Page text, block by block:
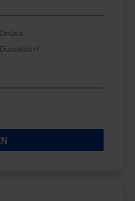
Online
Düsseldorf